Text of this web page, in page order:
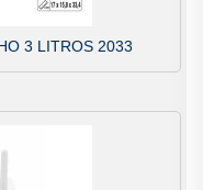
3 LITROS 2033